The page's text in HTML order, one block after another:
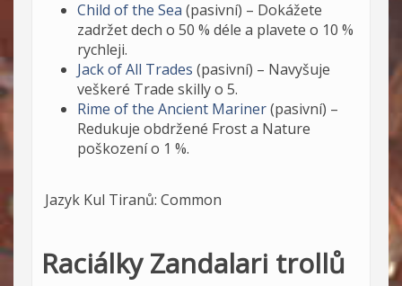
Child of the Sea (pasivní) – Dokážete
zadržet dech o 50 % déle a plavete o 10 %
rychleji.
Jack of All Trades (pasivní) – Navyšuje
veškeré Trade skilly o 5.
Rime of the Ancient Mariner(pasivní) –
Redukuje obdržené Frost a Nature
poškození o 1 %.
Jazyk Kul Tiranů: Common
Raciálky Zandalari trollů